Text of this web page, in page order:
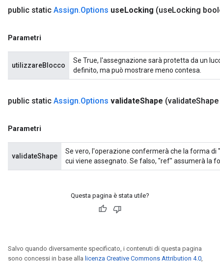
public static Assign.Options useLocking (useLocking
Parametri
utilizzareBlocco
Se True, l'assegnazione sarà protetta da un
definito, ma può mostrare meno contesa.
public static Assign.Options validateShape (validate
Parametri
validateShape
Se vero, l'operazione confermerà che la forma
cui viene assegnato. Se falso, "ref" assumerà la
Questa pagina è stata utile?
Salvo quando diversamente specificato, i contenuti di questa pagina
sono concessi in base alla licenza Creative Commons Attribution 4.0,